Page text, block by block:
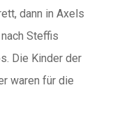
dann in Axels
Steffis
Die Kinder der
waren für die